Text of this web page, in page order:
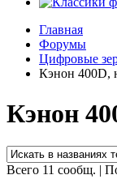
Главная
Форумы
Цифровые
Кэнон 400D,
Кэнон
Всего 11 сообщ. |